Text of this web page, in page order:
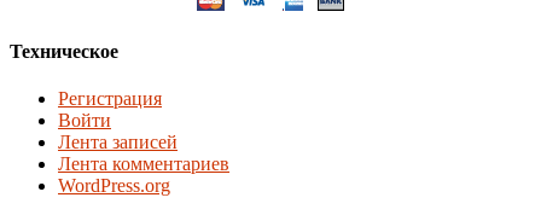
Техническое
Регистрация
Войти
Лента записей
Лента комментариев
WordPress.org